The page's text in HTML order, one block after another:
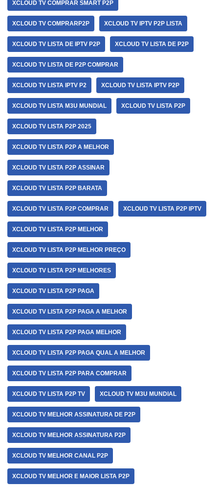
XCLOUD TV COMPRAR SMART P2P
XCLOUD TV COMPRARP2P XCLOUD TV IPTV P2P LISTA
XCLOUD TV LISTA DE IPTV P2P XCLOUD TV LISTA DE P2P
XCLOUD TV LISTA DE P2P COMPRAR
XCLOUD TV LISTA IPTV P2 XCLOUD TV LISTA IPTV P2P
XCLOUD TV LISTA M3U MUNDIAL XCLOUD TV LISTA P2P
XCLOUD TV LISTA P2P 2025
XCLOUD TV LISTA P2P A MELHOR
XCLOUD TV LISTA P2P ASSINAR
XCLOUD TV LISTA P2P BARATA
XCLOUD TV LISTA P2P COMPRAR XCLOUD TV LISTA P2P IPTV
XCLOUD TV LISTA P2P MELHOR
XCLOUD TV LISTA P2P MELHOR PREÇO
XCLOUD TV LISTA P2P MELHORES
XCLOUD TV LISTA P2P PAGA
XCLOUD TV LISTA P2P PAGA A MELHOR
XCLOUD TV LISTA P2P PAGA MELHOR
XCLOUD TV LISTA P2P PAGA QUAL A MELHOR
XCLOUD TV LISTA P2P PARA COMPRAR
XCLOUD TV LISTA P2P TV XCLOUD TV M3U MUNDIAL
XCLOUD TV MELHOR ASSINATURA DE P2P
XCLOUD TV MELHOR ASSINATURA P2P
XCLOUD TV MELHOR CANAL P2P
XCLOUD TV MELHOR E MAIOR LISTA P2P